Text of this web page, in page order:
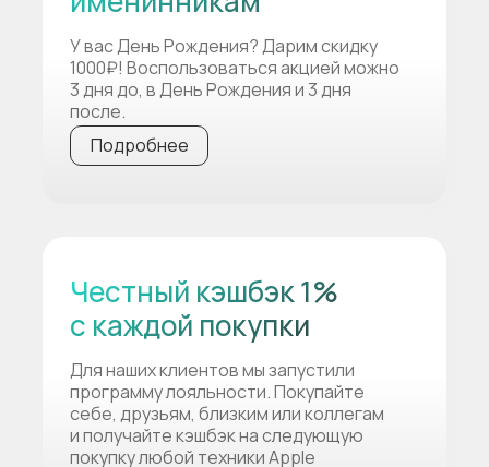
Подробнее
Для наших клиентов мы запустили
программу лояльности. Покупайте
себе, друзьям, близким или коллегам
и получайте кэшбэк на следующую
покупку любой техники Apple
Честный кэшбэк 1%
с каждой покупки
У вас День Рождения? Дарим скидку
1000₽! Воспользоваться акцией можно
3 дня до, в День Рождения и 3 дня
после.